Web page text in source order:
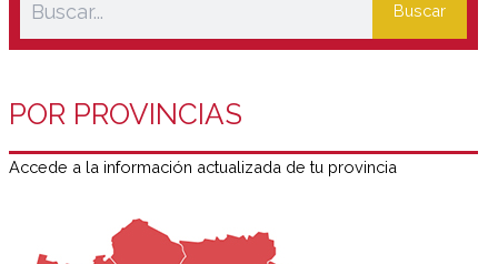
Buscar
POR PROVINCIAS
Accede a la información actualizada de tu provincia